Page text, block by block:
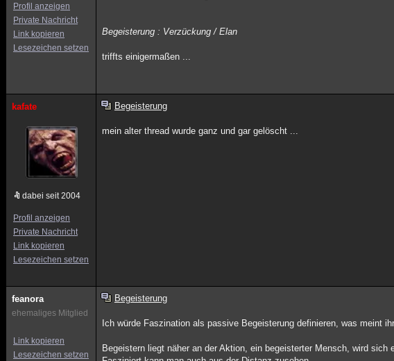
Profil anzeigen
Private Nachricht
Link kopieren
Lesezeichen setzen
Begeisterung : Verzückung / Elan
triffts einigermaßen ...
kafate
dabei seit 2004
Profil anzeigen
Private Nachricht
Link kopieren
Lesezeichen setzen
Begeisterung
mein alter thread wurde ganz und gar gelöscht ...
feanora
ehemaliges Mitglied
Link kopieren
Lesezeichen setzen
Begeisterung
Ich würde Faszination als passive Begeisterung definieren, was meint
Begeistern liegt näher an der Aktion, ein begeisterter Mensch, wird sich